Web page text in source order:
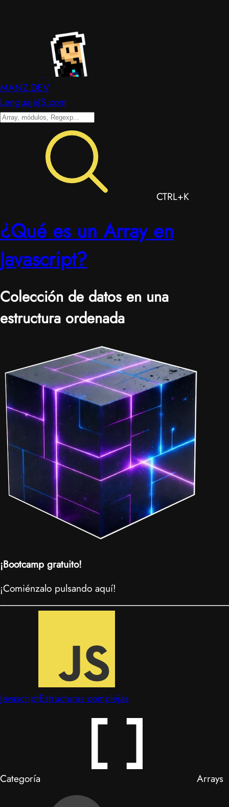
MANZ.DEV
LenguajeJS.com
CTRL+K
¿Qué es un Array en
Javascript?
Colección de datos en una
estructura ordenada
¡Bootcamp gratuito!
¡Comiénzalo pulsando aquí!
JavascriptEstructuras complejas
Categoría Arrays